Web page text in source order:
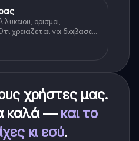
ορισμοι,
χρειαζεται να διαβασεις
της αλγεβρας.
χρήστες μας.
καλά — και το
κι εσύ.